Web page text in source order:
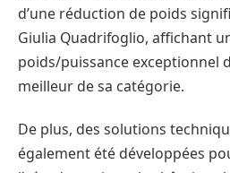
d’une réduction de poids
Giulia Quadrifoglio, affichant
poids/puissance exceptionnel
meilleur de sa catégorie.
De plus, des solutions
également été développées